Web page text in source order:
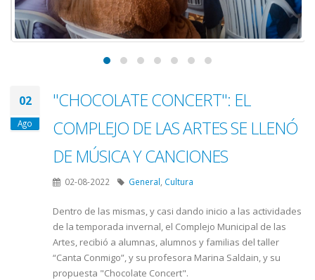
02
Ago
"CHOCOLATE CONCERT": EL
COMPLEJO DE LAS ARTES SE LLENÓ
DE MÚSICA Y CANCIONES
02-08-2022 General Cultura
Dentro de las mismas, y casi dando inicio a las actividades
de la temporada invernal, el Complejo Municipal de las
Artes, recibió a alumnas, alumnos y familias del taller
“Canta Conmigo”, y su profesora Marina Saldain, y su
propuesta "Chocolate Concert".